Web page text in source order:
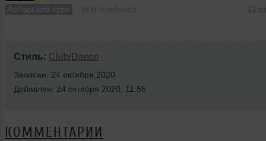
Авторский трек 21
Стиль: Club/Dance
Записан: 24 октября 2020
Добавлен: 24 октября 2020, 11:56
КОММЕНТАРИИ